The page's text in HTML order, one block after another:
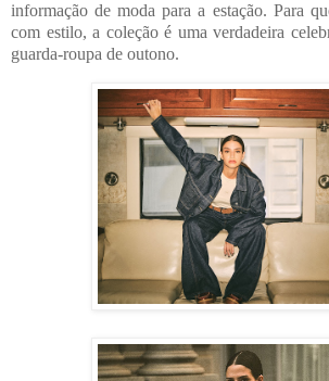
informação de moda para a estação. Para
com estilo, a coleção é uma verdadeira
guarda-roupa de outono.